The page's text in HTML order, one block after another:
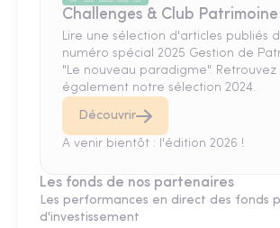
Challenges & Club Patrimoine
Lire une sélection d'articles publiés
numéro spécial 2025 Gestion de
"Le nouveau paradigme". Retrouvez
également notre sélection 2024.
Découvrir
A venir bientôt : l'édition 2026 !
Les fonds de nos partenaires
Les performances en direct des fonds
d'investissement